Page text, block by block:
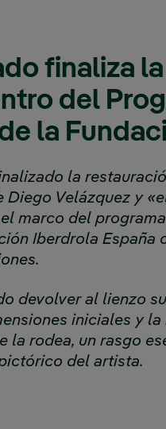
finaliza
del
la
la
Diego Velázquez y
marco del
Iberdrola España
devolver al lienzo
iniciales y
la rodea, un rasgo
del artista.